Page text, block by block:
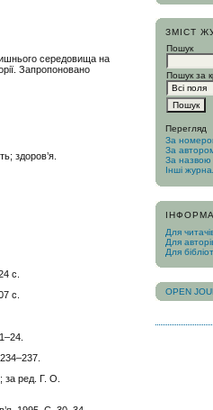
ЗМІСТ
Пошук
Пошук за
Перегляд
За
За
За назвою
Інші
Для
Для
Для
OPEN
середовища на
Запропоновано
здоров’я.
с.
с.
за ред. Г. О.